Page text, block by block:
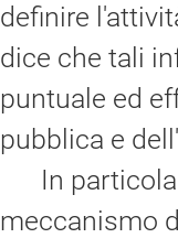
definire
dice che tali
puntuale ed
pubblica e
In
meccanismo